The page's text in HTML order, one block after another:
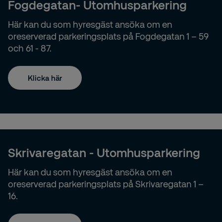
Fogdegatan- Utomhusparkering
Här kan du som hyresgäst ansöka om en
oreserverad parkeringsplats på Fogdegatan 1 – 59
och 61 - 87.
Klicka här
Skrivaregatan - Utomhusparkering
Här kan du som hyresgäst ansöka om en
oreserverad parkeringsplats på Skrivaregatan 1 –
16.